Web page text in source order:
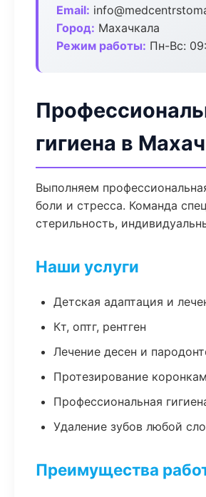
Email:
Город: Махачкала
Режим работы: Пн-Вс:
гигиена в
Выполняем
боли и стресса. Команда
стерильность,
Наши услуги
Детская адаптация и
Кт, оптг, рентген
Лечение десен и
Протезирование
Профессиональная
Удаление зубов любой
Преимущества